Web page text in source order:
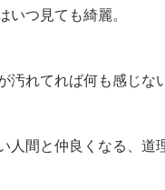
いつ見ても綺麗。
汚れてれば何も感じな
人間と仲良くなる、道